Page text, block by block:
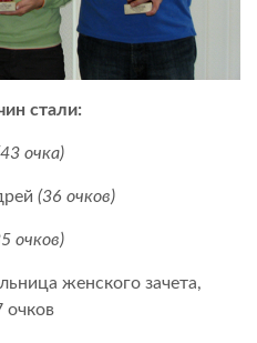
стали:
очка)
(36 очков)
очков)
женского зачета,
очков